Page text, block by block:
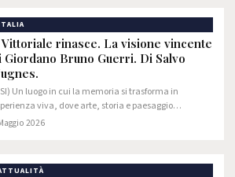
rinasce. La visione vincente
Giordano Bruno Guerri. Di Salvo
Un luogo in cui la memoria si trasforma in
viva, dove arte, storia e paesaggio
in modo armonico e coinvolgente. Il
2026